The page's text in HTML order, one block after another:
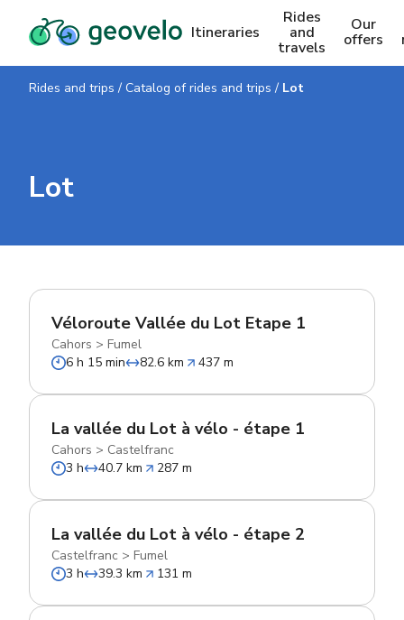
Itineraries
Rides
and
travels
Our
offers
Rides and trips / Catalog of rides and trips / Lot
Lot
Véloroute Vallée du Lot Etape 1
Cahors > Fumel
6 h 15 min
82.6 km 437 m
La vallée du Lot à vélo - étape 1
Cahors > Castelfranc
3 h
40.7 km 287 m
La vallée du Lot à vélo - étape 2
Castelfranc > Fumel
3 h
39.3 km 131 m